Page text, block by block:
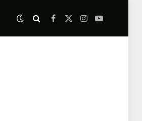
Facebook
X
Instagram
YouTube